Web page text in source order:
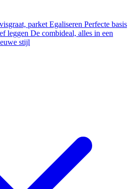
parket Egaliseren Perfecte basis
leggen De combideal, alles in een
stijl